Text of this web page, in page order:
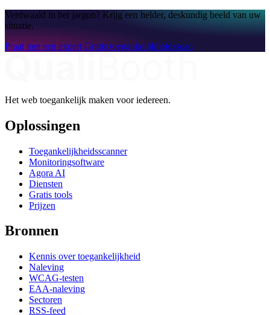
Verdwaald in het jargon? Krijg een helder, deskundig beeld van uw
situatie.
Praat met een expert Gratis toegankelijkheidsscan
Het web toegankelijk maken voor iedereen.
Oplossingen
Toegankelijkheidsscanner
Monitoringsoftware
Agora AI
Diensten
Gratis tools
Prijzen
Bronnen
Kennis over toegankelijkheid
Naleving
WCAG-testen
EAA-naleving
Sectoren
RSS-feed